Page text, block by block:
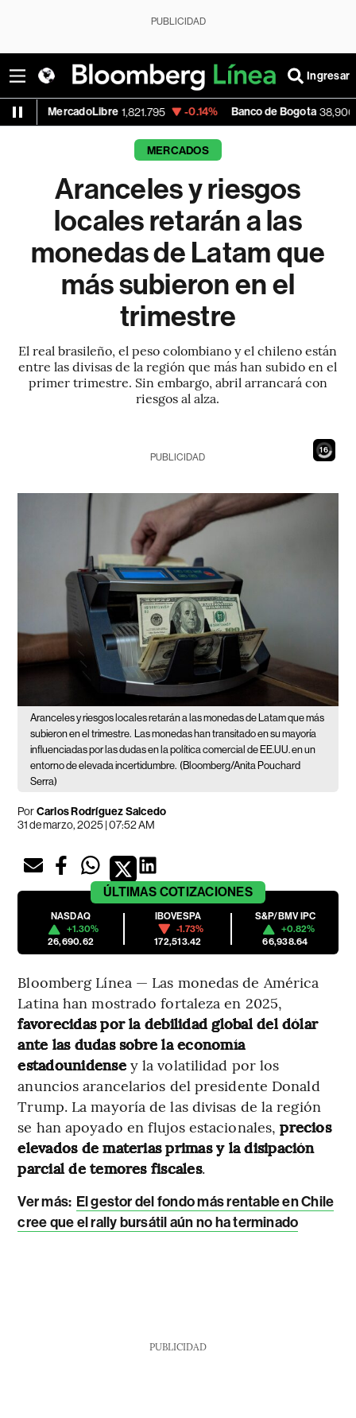
PUBLICIDAD
Ingresar
1,821.795 -0.14% Banco de Bogota 38,900.00 +0.46%
MERCADOS
Aranceles y riesgos
locales retarán a las
monedas de Latam que
más subieron en el
trimestre
El real brasileño, el peso colombiano y el chileno están
entre las divisas de la región que más han subido en el
primer trimestre. Sin embargo, abril arrancará con
riesgos al alza.
14
PUBLICIDAD
Aranceles y riesgos locales retarán a las monedas de Latam que más
subieron en el trimestre. Las monedas han transitado en su mayoría
influenciadas por las dudas en la política comercial de EE.UU. en un
entorno de elevada incertidumbre. (Bloomberg/Anita Pouchard
Serra)
PorCarlos Rodríguez Salcedo
31 de marzo, 2025 | 07:52 AM
ÚLTIMAS COTIZACIONES
NASDAQ
+1.30%
26,690.62
IBOVESPA
-1.73%
172,513.42
S&P/BMV IPC
+0.82%
66,938.64
Bloomberg Línea — Las monedas de América
Latina han mostrado fortaleza en 2025,
favorecidas por la debilidad global del dólar
ante las dudas sobre la economía
estadounidensey la volatilidad por los
anuncios arancelarios del presidente Donald
Trump. La mayoría de las divisas de la región
se han apoyado en flujos estacionales,precios
elevados de materias primas y la disipación
parcial de temores fiscales.
Ver más: El gestor del fondo más rentable en Chile
cree que el rally bursátil aún no ha terminado
PUBLICIDAD